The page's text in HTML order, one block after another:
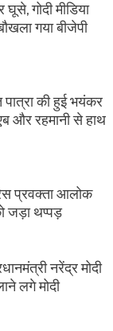
गोदी मीडिया
गया बीजेपी
पात्रा की हुई भयंकर
और रहमानी से हाथ
प्रवक्ता आलोक
जड़ा थप्पड़
नरेंद्र मोदी
लगे मोदी